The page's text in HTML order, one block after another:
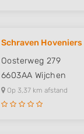
Schraven Hoveniers
Oosterweg 279
6603AA Wijchen
Op 3,37 km afstand